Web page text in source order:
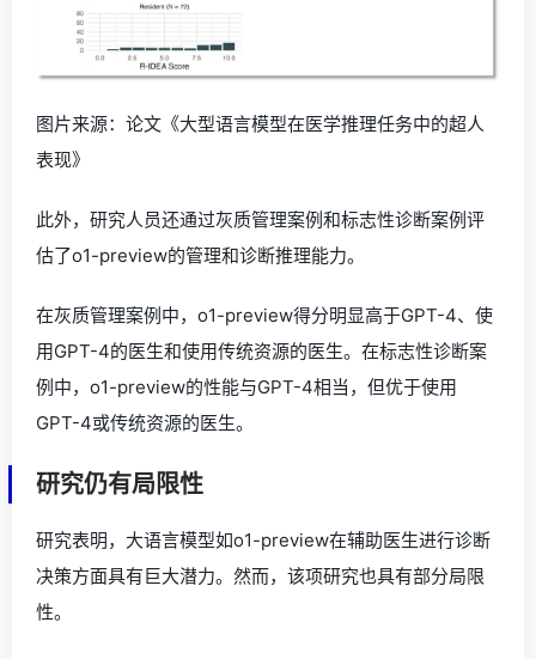
图片来源：论文《大型语言模型在医学推理任务中的超人
表现》
此外，研究人员还通过灰质管理案例和标志性诊断案例评
估了o1-preview的管理和诊断推理能力。
在灰质管理案例中，o1-preview得分明显高于GPT-4、使
用GPT-4的医生和使用传统资源的医生。在标志性诊断案
例中，o1-preview的性能与GPT-4相当，但优于使用
GPT-4或传统资源的医生。
研究仍有局限性
研究表明，大语言模型如o1-preview在辅助医生进行诊断
决策方面具有巨大潜力。然而，该项研究也具有部分局限
性。